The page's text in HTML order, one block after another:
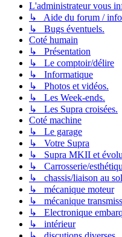
L'administrateur vous
↳ Aide du forum /
↳ Bugs éventuels.
Coté humain
↳ Présentation
↳ Le comptoir/délire
↳ Informatique
↳ Photos et vidéos.
↳ Les Week-ends.
↳ Les Supra croisées.
Coté machine
↳ Le garage
↳ Votre Supra
↳ Supra MKII et
↳ Carrosserie/
↳ chassis/liaison au sol
↳ mécanique moteur
↳ mécanique
↳ Electronique
↳ intérieur